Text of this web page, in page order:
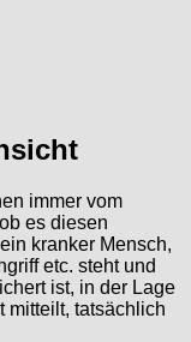
immer vom
es diesen
kranker Mensch,
etc. steht und
ist, in der Lage
mitteilt, tatsächlich